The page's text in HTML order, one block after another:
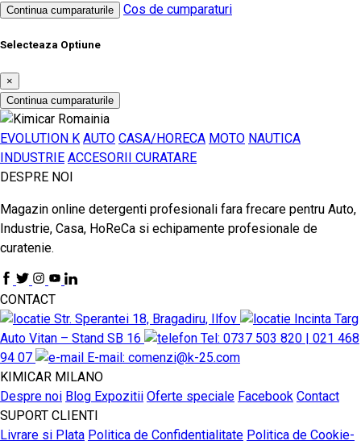
Continua cumparaturile
Cos de cumparaturi
Selecteaza Optiune
×
Continua cumparaturile
EVOLUTION K AUTO CASA/HORECA MOTO NAUTICA
INDUSTRIE ACCESORII CURATARE
DESPRE NOI
Magazin online detergenti profesionali fara frecare pentru Auto,
Industrie, Casa, HoReCa si echipamente profesionale de
curatenie.
CONTACT
Str. Sperantei 18, Bragadiru, Ilfov
Incinta Targ
Auto Vitan – Stand SB 16
Tel: 0737 503 820 | 021 468
94 07
E-mail: comenzi@k-25.com
KIMICAR MILANO
Despre noi Blog Expozitii Oferte speciale Facebook Contact
SUPORT CLIENTI
Livrare si Plata Politica de Confidentialitate Politica de Cookie-